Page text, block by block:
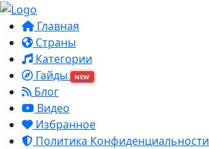
Главная
Страны
Категории
Гайды
NEW
Блог
Видео
Избранное
Политика Конфиденциальности